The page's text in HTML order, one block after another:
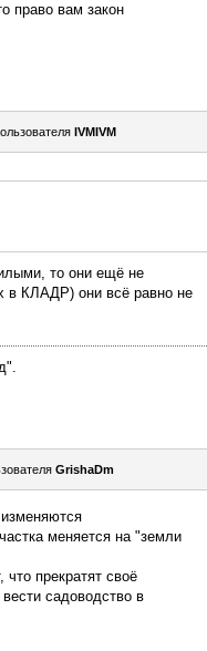
право вам закон
IVMIVM
то они ещё не
в КЛАДР) они всё равно не
GrishaDm
меняется на "земли
прекратят своё
садоводство в